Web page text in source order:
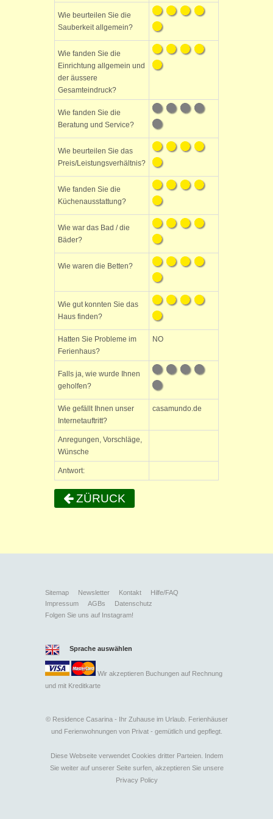
Wie beurteilen Sie die
Sauberkeit allgemein?
Wie fanden Sie die
Einrichtung allgemein und
der äussere
Gesamteindruck?
Wie fanden Sie die
Beratung und Service?
Wie beurteilen Sie das
Preis/Leistungsverhältnis?
Wie fanden Sie die
Küchenausstattung?
Wie war das Bad / die
Bäder?
Wie waren die Betten?
Wie gut konnten Sie das
Haus finden?
Hatten Sie Probleme im
Ferienhaus?
NO
Falls ja, wie wurde Ihnen
geholfen?
Wie gefällt Ihnen unser
Internetauftritt?
casamundo.de
Anregungen, Vorschläge,
Wünsche
Antwort:
ZÜRUCK
Sitemap Newsletter Kontakt
Hilfe/FAQ
Impressum
AGBs
Datenschutz
Folgen Sie uns auf Instagram!
Sprache auswählen
Wir akzeptieren Buchungen auf Rechnung
und mit Kreditkarte
©Residence Casarina - Ihr Zuhause im Urlaub. Ferienhäuser
und Ferienwohnungen von Privat - gemütlich und gepflegt.
Diese Webseite verwendet Cookies dritter Parteien. Indem
Sie weiter auf unserer Seite surfen, akzeptieren Sie unsere
Privacy Policy